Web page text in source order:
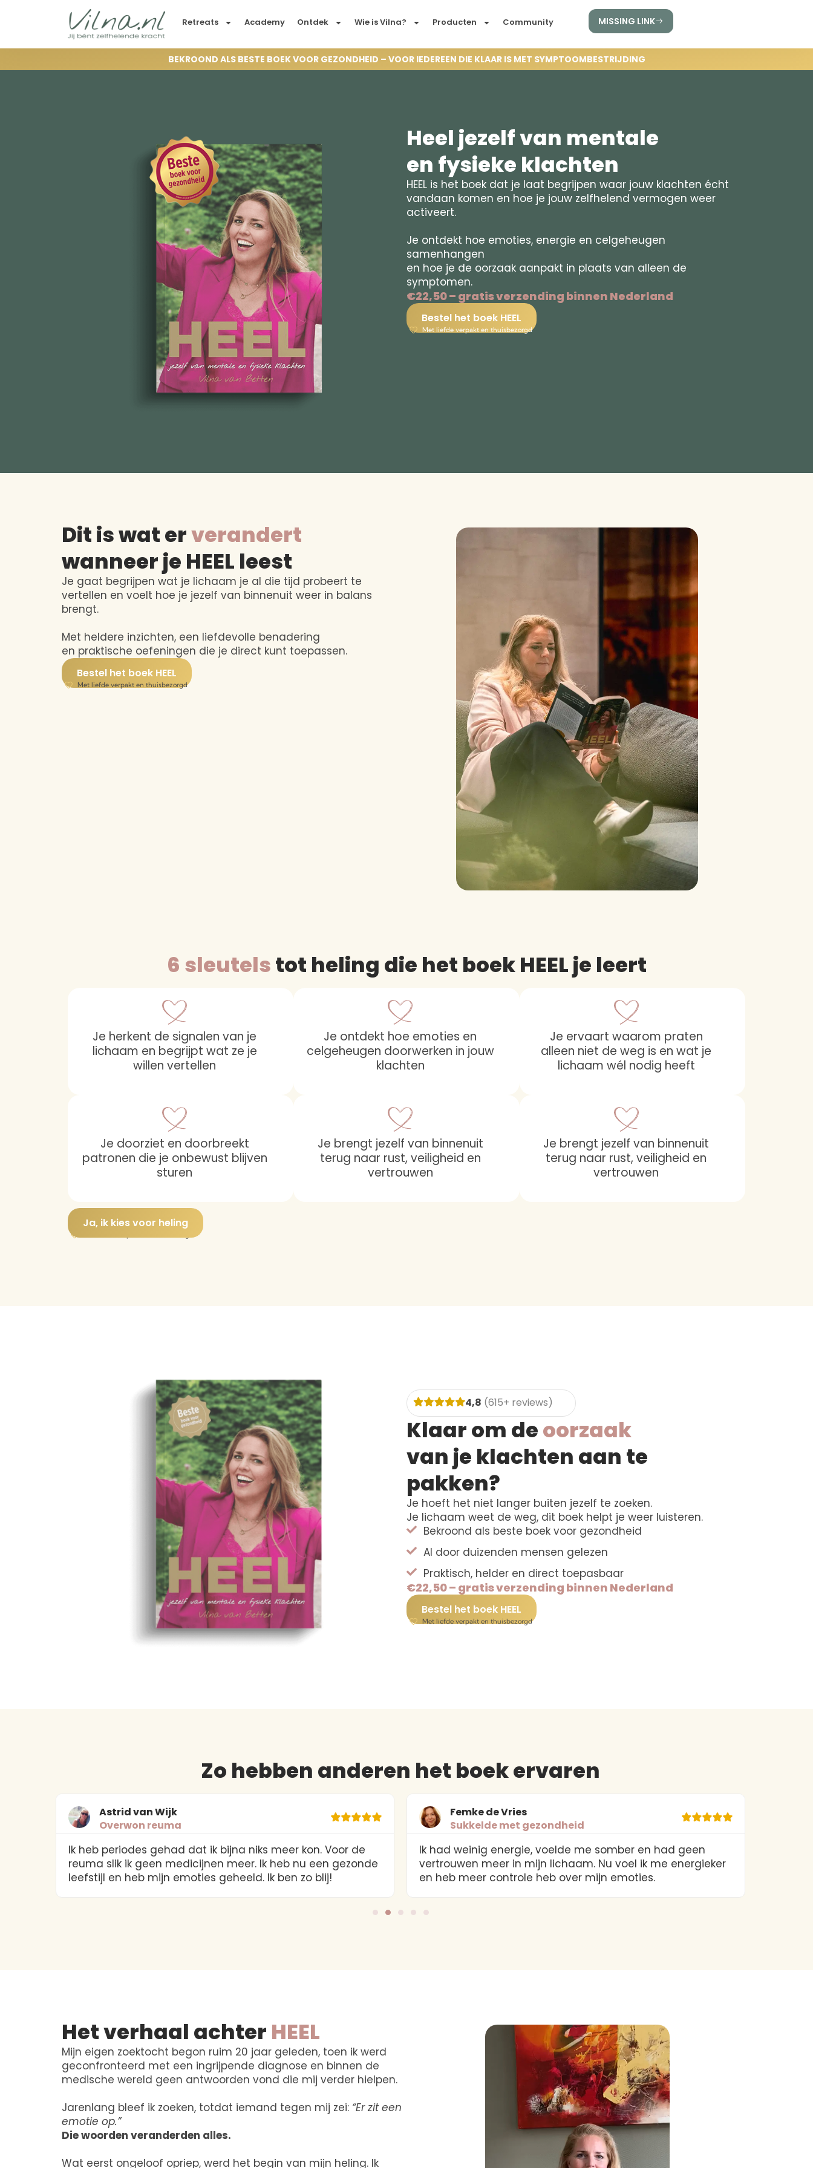
Retreats Academy Ontdek Wie is Vilna? Producten Community MISSING LINK
BEKROOND ALS BESTE BOEK VOOR GEZONDHEID – VOOR IEDEREEN DIE KLAAR IS MET SYMPTOOMBESTRIJDING
Heel jezelf van mentale
en fysieke klachten
HEEL is het boek dat je laat begrijpen waar jouw klachten écht
vandaan komen en hoe je jouw zelfhelend vermogen weer
activeert.
Je ontdekt hoe emoties, energie en celgeheugen
samenhangen
en hoe je de oorzaak aanpakt in plaats van alleen de
symptomen.
€22,50 – gratis verzending binnen Nederland
Bestel het boek HEEL
Met liefde verpakt en thuisbezorgd
Dit is wat erverandert
wanneer je HEEL leest
Je gaat begrijpen wat je lichaam je al die tijd probeert te
vertellen en voelt hoe je jezelf van binnenuit weer in balans
brengt.
Met heldere inzichten, een liefdevolle benadering
en praktische oefeningen die je direct kunt toepassen.
Bestel het boek HEEL
Met liefde verpakt en thuisbezorgd
6 sleutelstot heling die het boek HEEL je leert
Je herkent de signalen van je
lichaam en begrijpt wat ze je
willen vertellen
Je ontdekt hoe emoties en
celgeheugen doorwerken in jouw
klachten
Je ervaart waarom praten
alleen niet de weg is en wat je
lichaam wél nodig heeft
Je doorziet en doorbreekt
patronen die je onbewust blijven
sturen
Je brengt jezelf van binnenuit
terug naar rust, veiligheid en
vertrouwen
Je brengt jezelf van binnenuit
terug naar rust, veiligheid en
vertrouwen
Ja, ik kies voor heling
4,8 (615+ reviews)
Klaar om deoorzaak
van je klachten aan te
pakken?
Je hoeft het niet langer buiten jezelf te zoeken.
Je lichaam weet de weg, dit boek helpt je weer luisteren.
Bekroond als beste boek voor gezondheid
Al door duizenden mensen gelezen
Praktisch, helder en direct toepasbaar
€22,50 – gratis verzending binnen Nederland
Bestel het boek HEEL
Met liefde verpakt en thuisbezorgd
Zo hebben anderen het boek ervaren
Astrid van Wijk
Overwon reuma
Ik heb periodes gehad dat ik bijna niks meer kon. Voor de
reuma slik ik geen medicijnen meer. Ik heb nu een gezonde
leefstijl en heb mijn emoties geheeld. Ik ben zo blij!
Femke de Vries
Sukkelde met gezondheid
Ik had weinig energie, voelde me somber en had geen
vertrouwen meer in mijn lichaam. Nu voel ik me energieker
en heb meer controle heb over mijn emoties.
Het verhaal achter HEEL
Mijn eigen zoektocht begon ruim 20 jaar geleden, toen ik werd
geconfronteerd met een ingrijpende diagnose en binnen de
medische wereld geen antwoorden vond die mij verder hielpen.
Jarenlang bleef ik zoeken, totdat iemand tegen mij zei: “Er zit een
emotie op.”
Die woorden veranderden alles.
Wat eerst ongeloof opriep, werd het begin van mijn heling. Ik